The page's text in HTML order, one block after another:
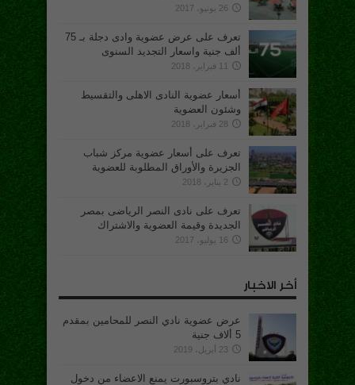
26 يونيو، 2017
تعرف على عرض عضوية وادى دجلة بـ 75
ألف جنية واسعار التجديد السنوى
11 فبراير، 2018
أسعار عضوية النادى الاهلى والتقسيط
وشئون العضوية
28 فبراير، 2018
تعرف على أسعار عضوية مركز شباب
الجزيرة والأوراق المطلوبة للعضوية
2 يناير، 2018
تعرف على نادى النصر الرياضى بمصر
الجديدة وقيمة العضوية والاشتراك
16 يوليو، 2017
أخر الاخبار
عرض عضوية نادي النصر للمحامين بمقدم
5 ألاف جنية
23 أبريل، 2019
نادي بتروسبورت يمنع الاعضاء من دخول